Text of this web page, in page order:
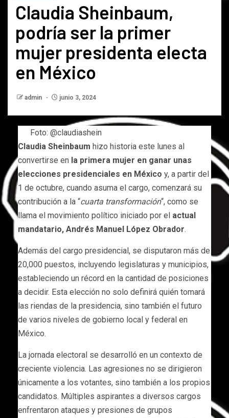
Claudia Sheinbaum,
podría ser la primer
mujer presidenta electa
en México
admin junio 3, 2024
Foto: @claudiashein
Claudia Sheinbaum hizo historia este lunes al
convertirse en la primera mujer en ganar unas
elecciones presidenciales en México y, a partir del
1 de octubre, cuando asuma el cargo, comenzará su
contribución a la “cuarta transformación“, como se
llama el movimiento político iniciado por el actual
mandatario, Andrés Manuel López Obrador.
Además del cargo presidencial, se disputaron más de
20,000 puestos, incluyendo legislaturas y municipios,
estableciendo un récord en la cantidad de posiciones
a decidir. Esta elección no solo definirá quién tomará
las riendas de la presidencia, sino también el futuro
de varios niveles de gobierno local y federal en
México.
La jornada electoral se desarrolló en un contexto de
creciente violencia. Las agresiones no se dirigieron
únicamente a los votantes, sino también a los propios
candidatos. Múltiples aspirantes a diversos cargos
enfrentaron ataques y presiones de grupos